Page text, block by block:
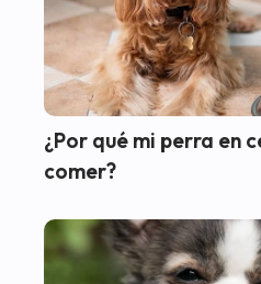
¿Por qué mi perra en
comer?